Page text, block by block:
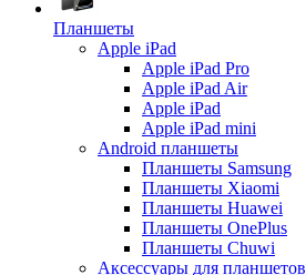
Планшеты
Apple iPad
Apple iPad Pro
Apple iPad Air
Apple iPad
Apple iPad mini
Android планшеты
Планшеты Samsung
Планшеты Xiaomi
Планшеты Huawei
Планшеты OnePlus
Планшеты Chuwi
Аксессуары для планшетов